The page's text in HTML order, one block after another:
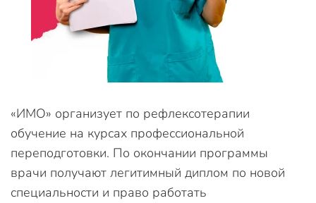
«ИМО» организует по рефлексотерапии
обучение на курсах профессиональной
переподготовки. По окончании программы
врачи получают легитимный диплом по новой
специальности и право работать